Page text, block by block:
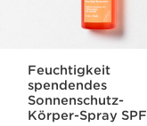
Feuchtigkeit
spendendes
Sonnenschutz-
Körper-Spray SPF